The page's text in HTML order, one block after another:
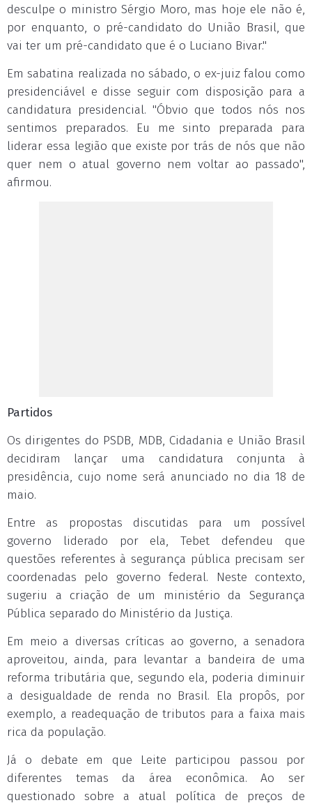
desculpe o ministro Sérgio Moro, mas hoje ele não é,
por enquanto, o pré-candidato do União Brasil, que
vai ter um pré-candidato que é o Luciano Bivar."
Em sabatina realizada no sábado, o ex-juiz falou como
presidenciável e disse seguir com disposição para a
candidatura presidencial. "Óbvio que todos nós nos
sentimos preparados. Eu me sinto preparada para
liderar essa legião que existe por trás de nós que não
quer nem o atual governo nem voltar ao passado",
afirmou.
Partidos
Os dirigentes do PSDB, MDB, Cidadania e União Brasil
decidiram lançar uma candidatura conjunta à
presidência, cujo nome será anunciado no dia 18 de
maio.
Entre as propostas discutidas para um possível
governo liderado por ela, Tebet defendeu que
questões referentes à segurança pública precisam ser
coordenadas pelo governo federal. Neste contexto,
sugeriu a criação de um ministério da Segurança
Pública separado do Ministério da Justiça.
Em meio a diversas críticas ao governo, a senadora
aproveitou, ainda, para levantar a bandeira de uma
reforma tributária que, segundo ela, poderia diminuir
a desigualdade de renda no Brasil. Ela propôs, por
exemplo, a readequação de tributos para a faixa mais
rica da população.
Já o debate em que Leite participou passou por
diferentes temas da área econômica. Ao ser
questionado sobre a atual política de preços de